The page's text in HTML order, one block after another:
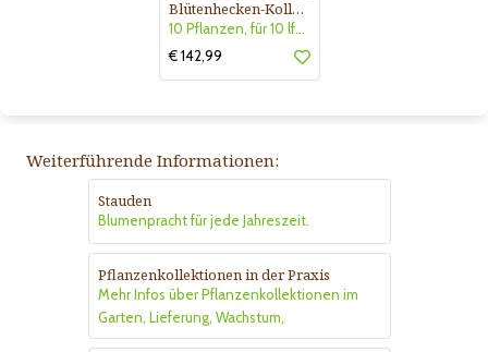
Blütenhecken-Kollektion Nr. 401
10 Pflanzen, für 10 lfm Hecke, sonnig
€ 142,99
Weiterführende Informationen:
Stauden
Blumenpracht für jede Jahreszeit.
Pflanzenkollektionen in der Praxis
Mehr Infos über Pflanzenkollektionen im
Garten, Lieferung, Wachstum,